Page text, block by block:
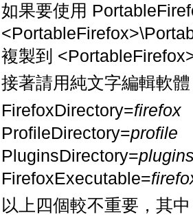
如果要使用
複製到
接著請用純文字編輯軟
FirefoxDirectory=firefox
ProfileDirectory=profile
PluginsDirectory=
FirefoxExecutable=
以上四個較不重要，其